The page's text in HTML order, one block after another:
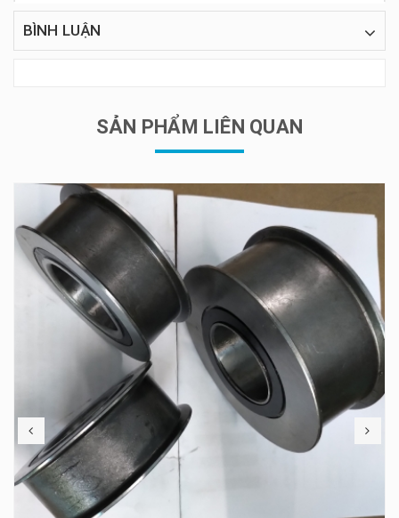
BÌNH LUẬN
SẢN PHẨM LIÊN QUAN